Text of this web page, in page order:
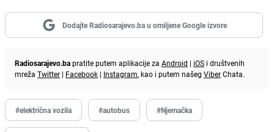
Dodajte Radiosarajevo.ba u omiljene Google izvore
Radiosarajevo.bapratite putem aplikacije za Android | iOS i društvenih
mreža Twitter | Facebook | Instagram, kao i putem našeg ViberChata.
#električna vozila #autobus #Njemačka